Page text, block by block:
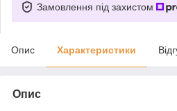
Замовлення під захистом
Опис Характеристики
Опис